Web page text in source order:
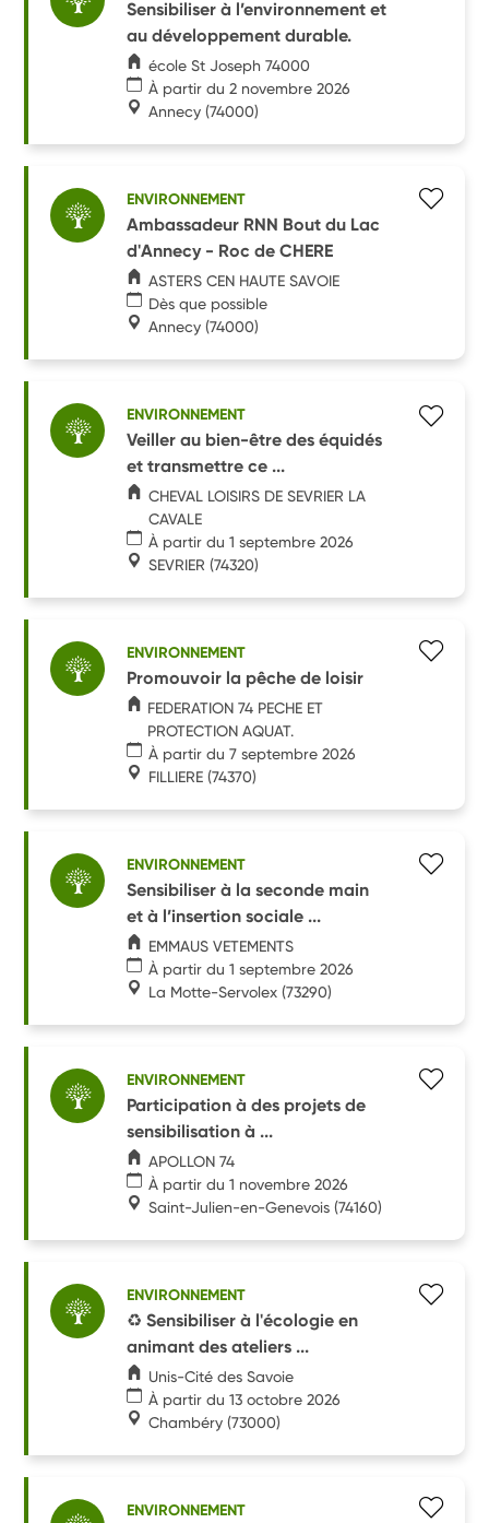
Sensibiliser à l’environnement et
au développement durable.
école St Joseph 74000
À partir du 2 novembre 2026
Annecy (74000)
ENVIRONNEMENT
Ambassadeur RNN Bout du Lac
d'Annecy - Roc de CHERE
ASTERS CEN HAUTE SAVOIE
Dès que possible
Annecy (74000)
ENVIRONNEMENT
Veiller au bien-être des équidés
et transmettre ce ...
CHEVAL LOISIRS DE SEVRIER LA
CAVALE
À partir du 1 septembre 2026
SEVRIER (74320)
ENVIRONNEMENT
Promouvoir la pêche de loisir
FEDERATION 74 PECHE ET
PROTECTION AQUAT.
À partir du 7 septembre 2026
FILLIERE (74370)
ENVIRONNEMENT
Sensibiliser à la seconde main
et à l’insertion sociale ...
EMMAUS VETEMENTS
À partir du 1 septembre 2026
La Motte-Servolex (73290)
ENVIRONNEMENT
Participation à des projets de
sensibilisation à ...
APOLLON 74
À partir du 1 novembre 2026
Saint-Julien-en-Genevois (74160)
ENVIRONNEMENT
♻️ Sensibiliser à l'écologie en
animant des ateliers ...
Unis-Cité des Savoie
À partir du 13 octobre 2026
Chambéry (73000)
ENVIRONNEMENT